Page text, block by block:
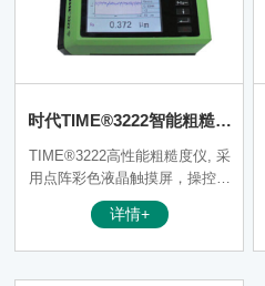
时代TIME®3222智能粗糙度
仪
TIME®3222高性能粗糙度仪, 采
用点阵彩色液晶触摸屏，操控和
显示更方便，分辨率达到320×4
80，可细腻显示全段粗糙度曲
详情+